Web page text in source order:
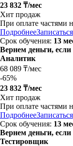
23 832 ₸/мес
Хит продаж
При оплате частями
ПодробнееЗаписаться
Срок обучения: 13
Вернем деньги,
Аналитик
68 089 ₸/мес
-65%
23 832 ₸/мес
Хит продаж
При оплате частями
ПодробнееЗаписаться
Срок обучения: 13
Вернем деньги,
Тестировщик